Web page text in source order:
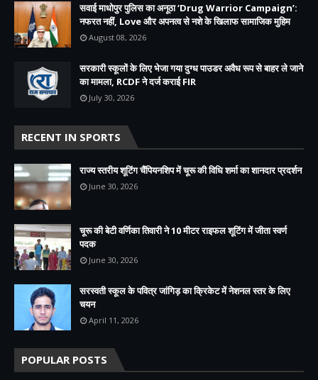
सवाई माधोपुर पुलिस का अनूठा ‘Drug Warrior Campaign’:
नफरत नहीं, Love और अपनत्व से नशे के खिलाफ सामाजिक मुहिम
August 08, 2026
सरकारी स्कूलों के लिए भेजा गया दुग्ध पाउडर अवैध रूप से बाहर ले जाने
का मामला, RCDF ने दर्ज कराई FIR
July 30, 2026
RECENT IN SPORTS
राज्य स्तरीय शूटिंग चैंपियनशिप में चूरू की विधि शर्मा का शानदार प्रदर्शन
June 30, 2026
चूरू की बेटी वर्णिका तिवारी ने 10 मीटर राइफल शूटिंग में जीता स्वर्ण
पदक
June 30, 2026
सरस्वती स्कूल के पवित्र जांगिड़ का क्रिकेट में नेशनल स्तर के लिए
चयन
April 11, 2026
POPULAR POSTS